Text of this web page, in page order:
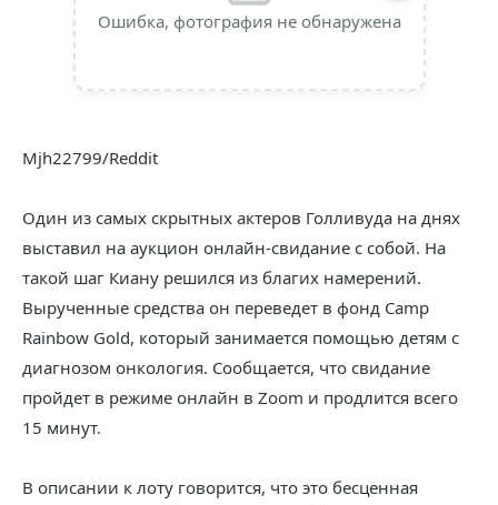
Ошибка, фотография не обнаружена
Mjh22799/Reddit
Один из самых скрытных актеров Голливуда на днях
выставил на аукцион онлайн-свидание с собой. На
такой шаг Киану решился из благих намерений.
Вырученные средства он переведет в фонд Camp
Rainbow Gold, который занимается помощью детям с
диагнозом онкология. Сообщается, что свидание
пройдет в режиме онлайн в Zoom и продлится всего
15 минут.
В описании к лоту говорится, что это бесценная